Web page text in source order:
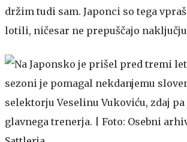
držim tudi sam. Japonci so tega
lotili, ničesar ne prepuščajo